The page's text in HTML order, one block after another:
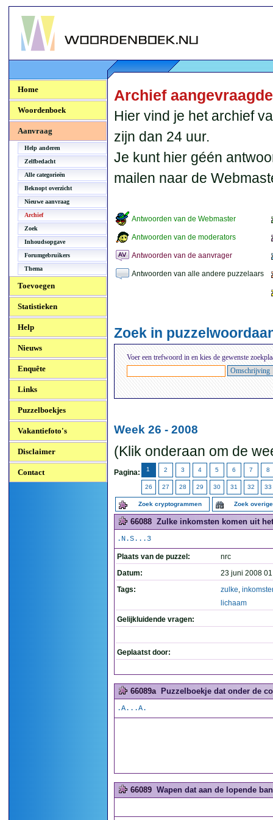
Woordenboek.NU
Home
Woordenboek
Aanvraag
Help anderen
Zelfbedacht
Alle categorieën
Beknopt overzicht
Nieuwe aanvraag
Archief
Zoek
Inhoudsopgave
Forumgebruikers
Thema
Toevoegen
Statistieken
Help
Nieuws
Enquête
Links
Puzzelboekjes
Vakantiefoto's
Disclaimer
Contact
Archief
Hier vind je het archief
zijn dan 24 uur.
Je kunt hier géén
mailen naar de
Antwoorden van de Webmaster
Antwoorden van de moderators
Antwoorden van de aanvrager
Antwoorden van alle andere puzzelaars
Zoek in
Voer een trefwoord in en kies de gewenste
Week 26 - 2008
(Klik onderaan om de
Pagina: 1 2 3 4 5 6 7 8
26 27 28 29 30 31 32 33
Zoek cryptogrammen Zoek
66088 Zulke inkomsten komen uit
.N.S...3
Plaats van de puzzel:
nrc
Datum:
23 juni 2008
Tags:
zulke,
lichaam
Gelijkluidende vragen:
Geplaatst door:
66089a Puzzelboekje dat onder de
.A...A.
66089 Wapen dat aan de lopende